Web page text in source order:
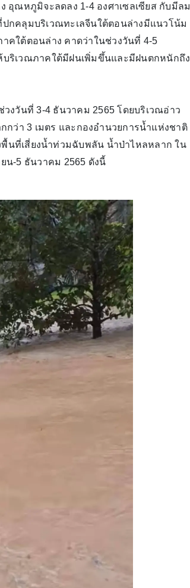
อุณหภูมิจะลดลง 1-4 องศาเซลเซียส กับมีลม
กคลุมบริเวณทะเลจีนใต้ตอนล่างมีแนวโน้ม
คใต้ตอนล่าง คาดว่าในช่วงวันที่ 4-5
บริเวณภาคใต้มีฝนเพิ่มขึ้นและมีฝนตกหนักถึง
งวันที่ 3-4 ธันวาคม 2565 โดยบริเวณอ่าว
ว่า 3 เมตร และกองอำนวยการน้ำแห่งชาติ
นที่เสี่ยงน้ำท่วมฉับพลัน น้ำป่าไหลหลาก ใน
น-5 ธันวาคม 2565 ดังนี้